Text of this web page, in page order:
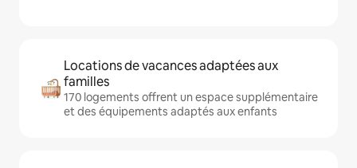
Locations de vacances adaptées aux
familles
170 logements offrent un espace supplémentaire
et des équipements adaptés aux enfants